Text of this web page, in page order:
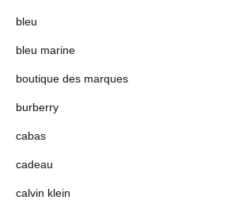
bleu
bleu marine
boutique des marques
burberry
cabas
cadeau
calvin klein